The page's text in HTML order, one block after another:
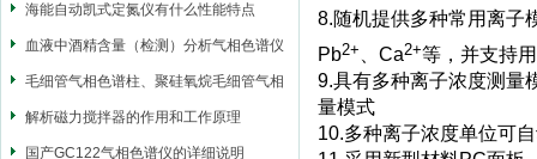
海能自动凯式定氮仪有什么性能特点
血液中酒精含量（检测）分析气相色谱仪
毛细管气相色谱柱、聚硅氧烷毛细管气相
色谱常用固定相
解析磁力搅拌器的作用和工作原理
国产GC122气相色谱仪的详细说明
8.随机提供多种常用离子
Pb2+ Ca2+等，并支持
9.具有多种离子浓度测量
量模式
10.多种离子浓度单位可